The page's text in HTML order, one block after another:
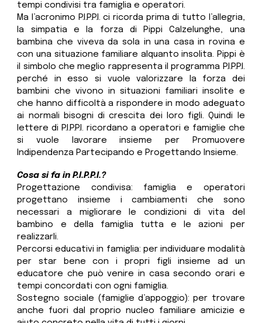
tempi condivisi tra famiglia e operatori.
Ma l’acronimo P.I.P.P.I. ci ricorda prima di tutto l’allegria,
la simpatia e la forza di Pippi Calzelunghe, una
bambina che viveva da sola in una casa in rovina e
con una situazione familiare alquanto insolita. Pippi è
il simbolo che meglio rappresenta il programma P.I.P.P.I.
perché in esso si vuole valorizzare la forza dei
bambini che vivono in situazioni familiari insolite e
che hanno difficoltà a rispondere in modo adeguato
ai normali bisogni di crescita dei loro figli. Quindi le
lettere di P.I.P.P.I. ricordano a operatori e famiglie che
si vuole lavorare insieme per Promuovere
Indipendenza Partecipando e Progettando Insieme.
Cosa si fa in P.I.P.P.I.?
Progettazione condivisa: famiglia e operatori
progettano insieme i cambiamenti che sono
necessari a migliorare le condizioni di vita del
bambino e della famiglia tutta e le azioni per
realizzarli.
Percorsi educativi in famiglia: per individuare modalità
per star bene con i propri figli insieme ad un
educatore che può venire in casa secondo orari e
tempi concordati con ogni famiglia.
Sostegno sociale (famiglie d’appoggio): per trovare
anche fuori dal proprio nucleo familiare amicizie e